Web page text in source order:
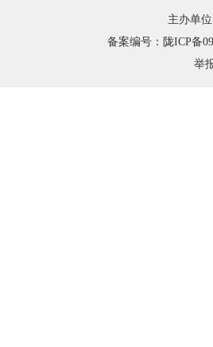
主办单
备案编号：陇ICP备
举